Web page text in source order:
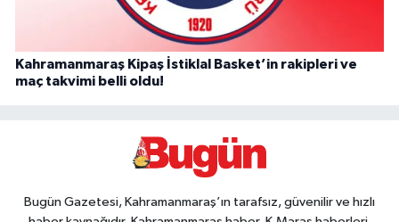
Kahramanmaraş Kipaş İstiklal Basket’in rakipleri ve
maç takvimi belli oldu!
Bugün Gazetesi, Kahramanmaraş’ın tarafsız, güvenilir ve hızlı